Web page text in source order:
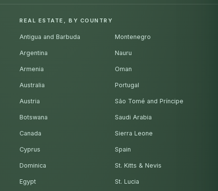
REAL ESTATE, BY COUNTRY
Antigua and Barbuda
Argentina
Armenia
Australia
Austria
Botswana
Canada
Cyprus
Dominica
Egypt
Montenegro
Nauru
Oman
Portugal
São Tomé and Príncipe
Saudi Arabia
Sierra Leone
Spain
St. Kitts & Nevis
St. Lucia